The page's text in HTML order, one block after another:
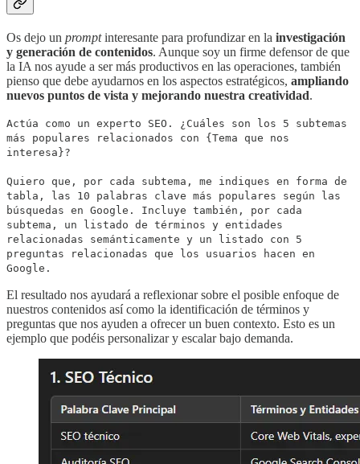
Os dejo un promptinteresante para profundizar en la investigación
y generación de contenidos. Aunque soy un firme defensor de que
la IA nos ayude a ser más productivos en las operaciones, también
pienso que debe ayudarnos en los aspectos estratégicos, ampliando
nuevos puntos de vista y mejorando nuestra creatividad.
Actúa como un experto SEO. ¿Cuáles son los 5 subtemas
más populares relacionados con {Tema que nos
interesa}?
Quiero que, por cada subtema, me indiques en forma de
tabla, las 10 palabras clave más populares según las
búsquedas en Google. Incluye también, por cada
subtema, un listado de términos y entidades
relacionadas semánticamente y un listado con 5
preguntas relacionadas que los usuarios hacen en
Google.
El resultado nos ayudará a reflexionar sobre el posible enfoque de
nuestros contenidos así como la identificación de términos y
preguntas que nos ayuden a ofrecer un buen contexto. Esto es un
ejemplo que podéis personalizar y escalar bajo demanda.